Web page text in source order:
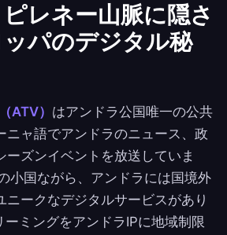
レネー山脈に隠さ
パのデジタル秘
ATV） はアンドラ公国唯一の公共
ニャ語でアンドラのニュース、政
ーズンイベントを放送していま
小国ながら、アンドラには国境外
ニークなデジタルサービスがあり
ーミングをアンドラIPに地域制限